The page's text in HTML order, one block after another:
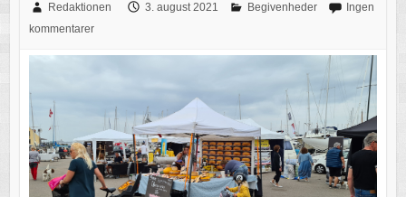
Redaktionen 3. august 2021 Begivenheder
Ingen
kommentarer